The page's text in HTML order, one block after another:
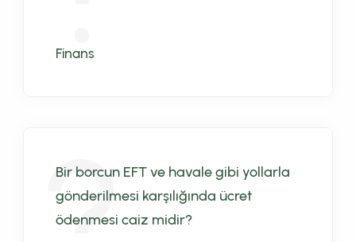
Finans
Bir borcun EFT ve havale gibi yollarla
gönderilmesi karşılığında ücret
ödenmesi caiz midir?